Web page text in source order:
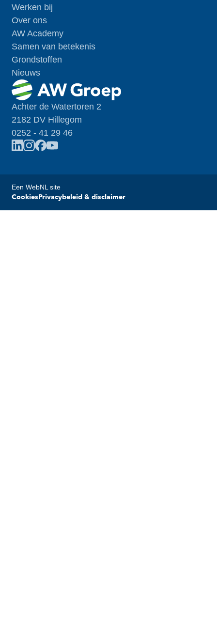
Werken bij
Over ons
AW Academy
Samen van betekenis
Grondstoffen
Nieuws
Achter de Watertoren 2
2182 DV Hillegom
0252 - 41 29 46
Een WebNL site
Cookies Privacybeleid & disclaimer